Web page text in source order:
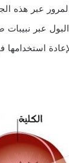
عبر هذه
عبر
لإعادة